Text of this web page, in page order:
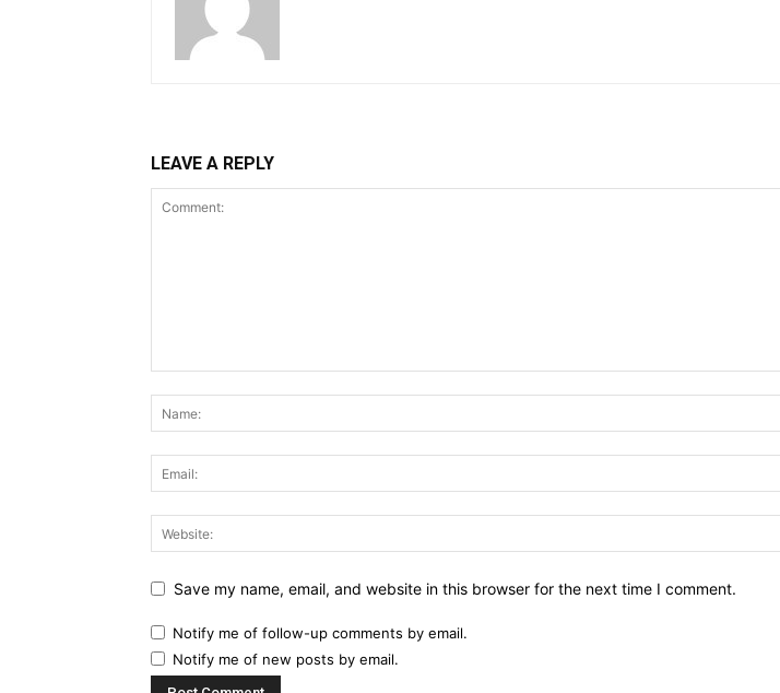
LEAVE A REPLY
Save my name, email, and website in this browser for the next time I comment.
Notify me of follow-up comments by email.
Notify me of new posts by email.